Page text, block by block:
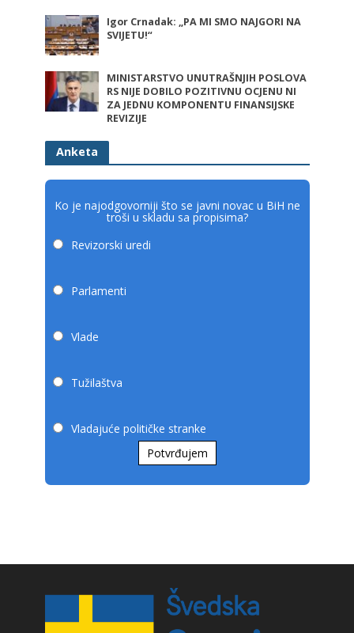
Igor Crnadak: „PA MI SMO NAJGORI NA
SVIJETU!“
MINISTARSTVO UNUTRAŠNJIH POSLOVA
RS NIJE DOBILO POZITIVNU OCJENU NI
ZA JEDNU KOMPONENTU FINANSIJSKE
REVIZIJE
Anketa
Ko je najodgovorniji što se javni novac u BiH ne
troši u skladu sa propisima?
Revizorski uredi
Parlamenti
Vlade
Tužilaštva
Vladajuće političke stranke
Potvrđujem